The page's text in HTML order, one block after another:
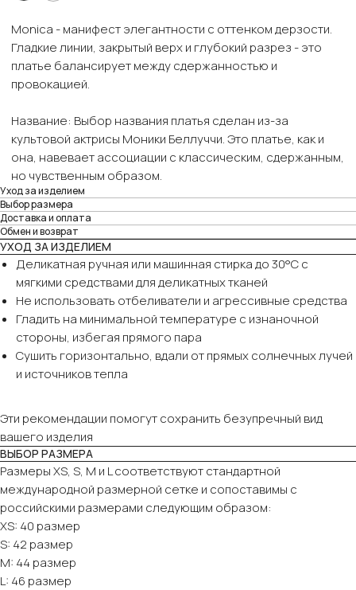
Monica - манифест элегантности с оттенком дерзости.
Гладкие линии, закрытый верх и глубокий разрез - это
платье балансирует между сдержанностью и
провокацией.
Название: Выбор названия платья сделан из-за
культовой актрисы Моники Беллуччи. Это платье, как и
она, навевает ассоциации с классическим, сдержанным,
но чувственным образом.
Уход за изделием
Выбор размера
Доставка и оплата
Обмен и возврат
УХОД ЗА ИЗДЕЛИЕМ
Деликатная ручная или машинная стирка до 30°C с
мягкими средствами для деликатных тканей
Не использовать отбеливатели и агрессивные средства
Гладить на минимальной температуре с изнаночной
стороны, избегая прямого пара
Сушить горизонтально, вдали от прямых солнечных лучей
и источников тепла
Эти рекомендации помогут сохранить безупречный вид
вашего изделия
ВЫБОР РАЗМЕРА
Размеры XS, S, M и L соответствуют стандартной
международной размерной сетке и сопоставимы с
российскими размерами следующим образом:
XS: 40 размер
S: 42 размер
M: 44 размер
L: 46 размер